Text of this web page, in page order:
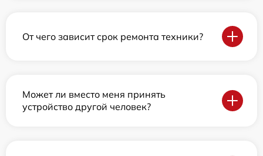
От чего зависит срок ремонта техники?
Может ли вместо меня принять
устройство другой человек?